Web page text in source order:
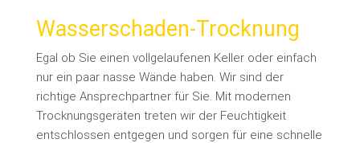
Wasserschaden-Trocknung
Egal ob Sie einen vollgelaufenen Keller oder einfach
nur ein paar nasse Wände haben. Wir sind der
richtige Ansprechpartner für Sie. Mit modernen
Trocknungsgeräten treten wir der Feuchtigkeit
entschlossen entgegen und sorgen für eine schnelle